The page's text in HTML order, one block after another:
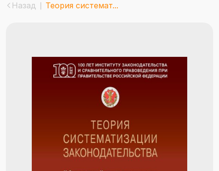
Назад Теория системат...